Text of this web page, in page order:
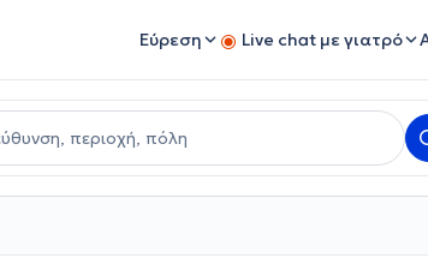
Εύρεση Live chat με γιατρό